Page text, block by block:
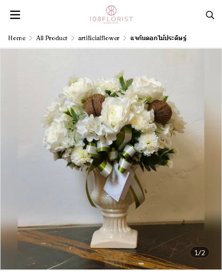
Home All Product artificialflower แจกันดอกไม้ประดิษฐ์
1/2